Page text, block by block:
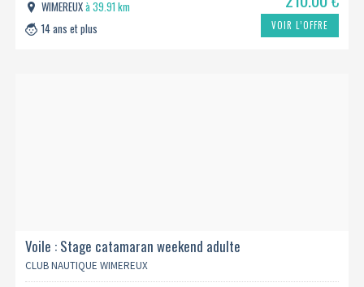
WIMEREUXà 39.91 km
14 ans et plus
VOIR L’OFFRE
Voile : Stage catamaran weekend adulte
CLUB NAUTIQUE WIMEREUX